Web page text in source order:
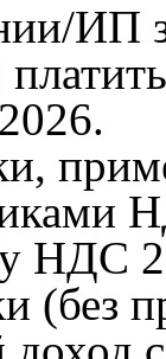
ИП
НДС
(без